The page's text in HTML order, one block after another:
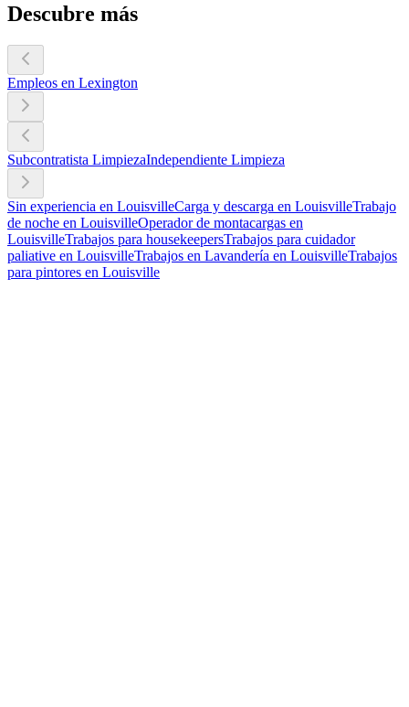
Descubre más
Empleos en Lexington
Subcontratista LimpiezaIndependiente Limpieza
Sin experiencia en LouisvilleCarga y descarga en LouisvilleTrabajo
de noche en LouisvilleOperador de montacargas en
LouisvilleTrabajos para housekeepersTrabajos para cuidador
paliative en LouisvilleTrabajos en Lavandería en LouisvilleTrabajos
para pintores en Louisville